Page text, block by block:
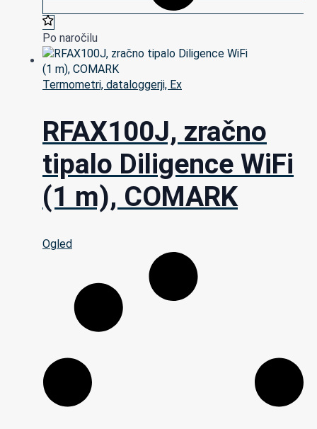
Po naročilu
Termometri, dataloggerji, Ex
RFAX100J, zračno
tipalo Diligence WiFi
(1 m), COMARK
Ogled